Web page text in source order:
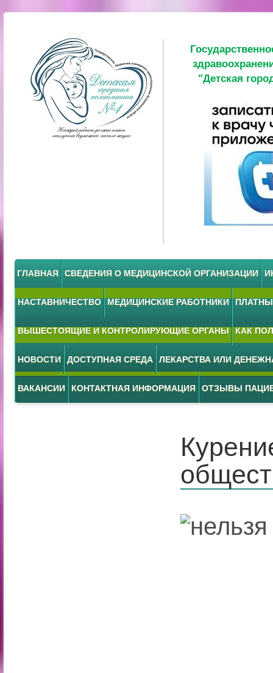
"Детская
ГЛАВНАЯ СВЕДЕНИЯ О МЕДИЦИНСКОЙ ОРГАНИЗАЦИИ
НАСТАВНИЧЕСТВО МЕДИЦИНСКИЕ РАБОТНИКИ
ВЫШЕСТОЯЩИЕ И КОНТРОЛИРУЮЩИЕ ОРГАНЫ КАК
НОВОСТИ ДОСТУПНАЯ СРЕДА ЛЕКАРСТВА ИЛИ
ВАКАНСИИ КОНТАКТНАЯ ИНФОРМАЦИЯ ОТЗЫВЫ